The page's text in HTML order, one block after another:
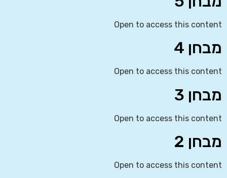
Open to access this content
מבחן 4
Open to access this content
מבחן 3
Open to access this content
מבחן 2
Open to access this content